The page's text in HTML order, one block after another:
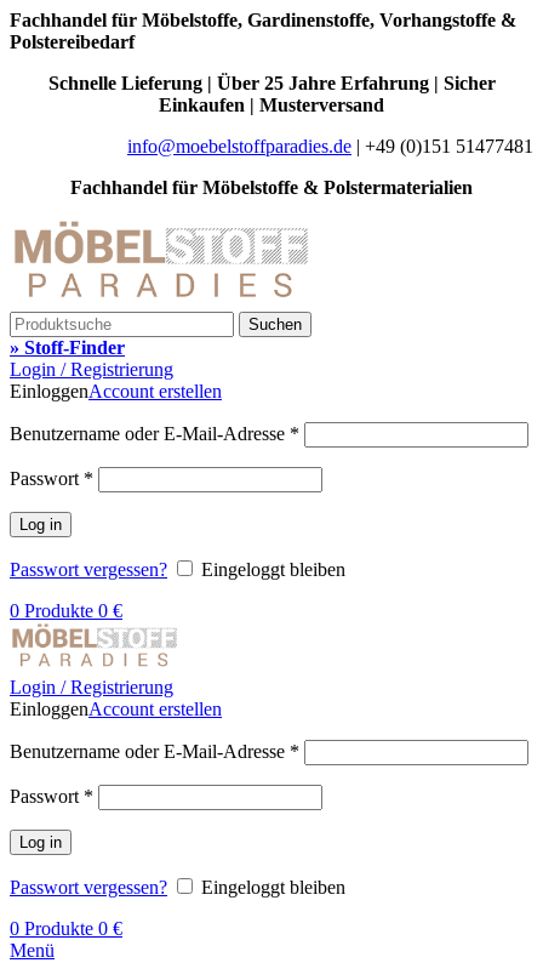
Fachhandel für Möbelstoffe, Gardinenstoffe, Vorhangstoffe &
Polstereibedarf
Schnelle Lieferung | Über 25 Jahre Erfahrung | Sicher
Einkaufen | Musterversand
info@moebelstoffparadies.de | +49 (0)151 51477481
Fachhandel für Möbelstoffe & Polstermaterialien
Suchen
» Stoff-Finder
Login / Registrierung
EinloggenAccount erstellen
Benutzername oder E-Mail-Adresse *
Passwort *
Log in
Passwort vergessen?
Eingeloggt bleiben
0 Produkte 0 €
Login / Registrierung
EinloggenAccount erstellen
Benutzername oder E-Mail-Adresse *
Passwort *
Log in
Passwort vergessen?
Eingeloggt bleiben
0 Produkte 0 €
Menü